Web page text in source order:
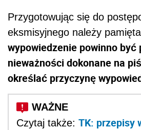
Przygotowując się do
eksmisyjnego należy
wypowiedzenie powinno być
nieważności dokonane na
określać przyczynę
Czytaj także: TK: przepisy